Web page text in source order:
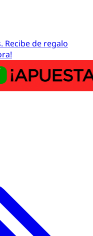
Recibe de regalo